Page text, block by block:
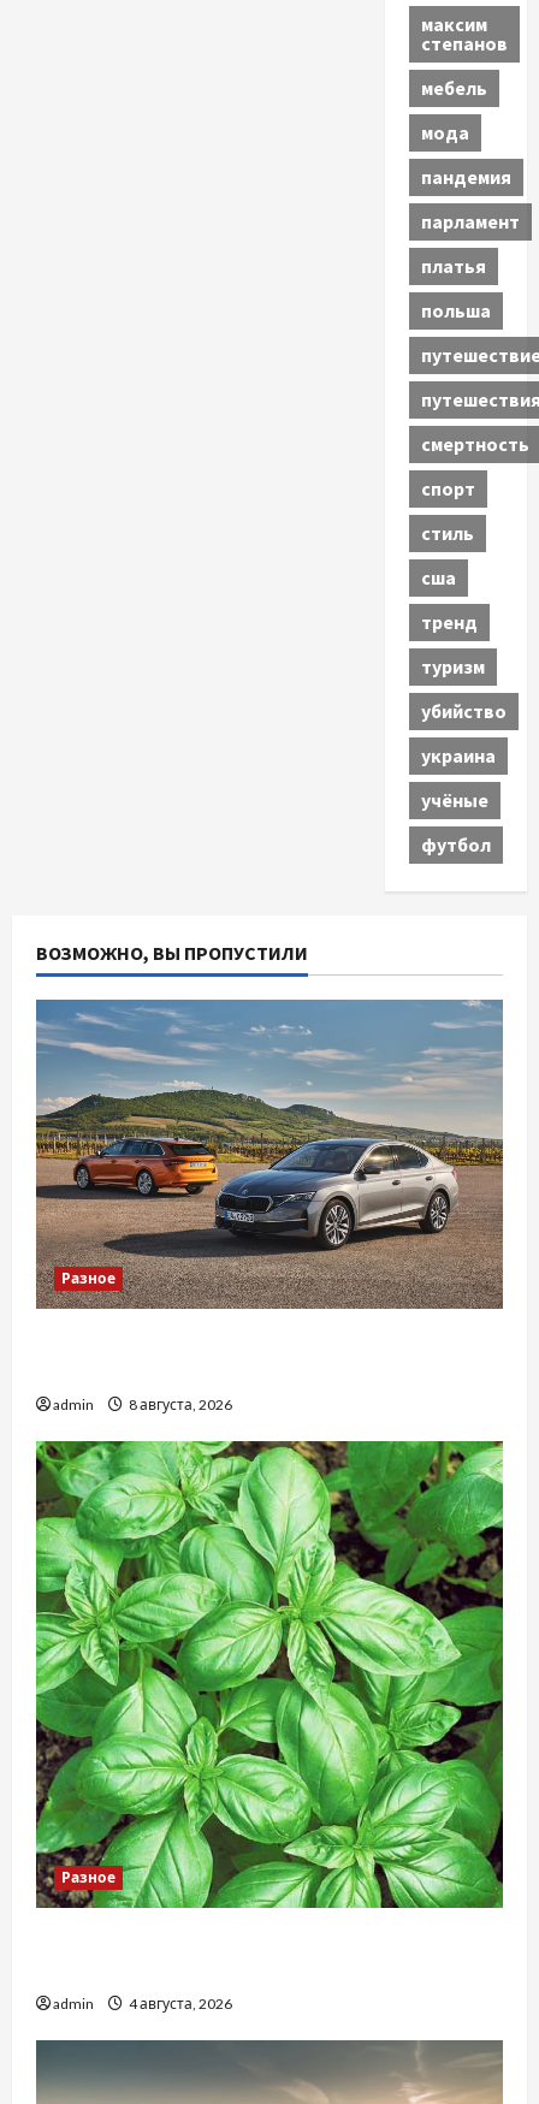
максим
степанов
мебель
мода
пандемия
парламент
платья
польша
смертность
спорт
стиль
сша
тренд
туризм
убийство
украина
учёные
футбол
ВОЗМОЖНО, ВЫ ПРОПУСТИЛИ
Разное
admin 8 августа, 2026
Разное
admin 4 августа, 2026